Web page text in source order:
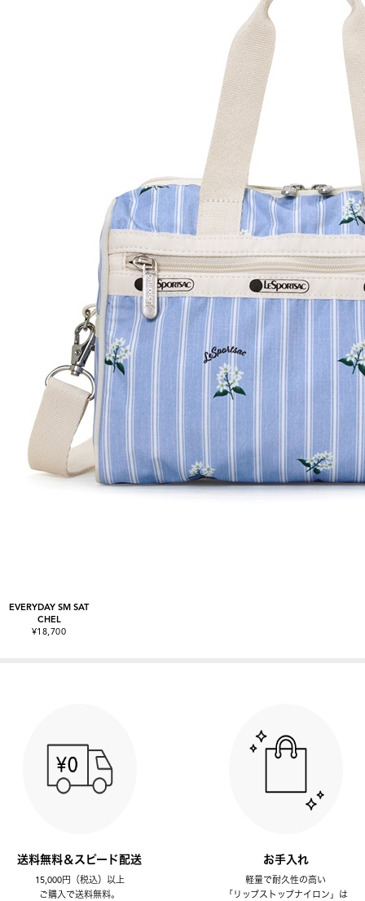
EVERYDAY SM SAT
CHEL
¥18,700
送料無料＆スピード配送
15,000円（税込）以上
ご購入で送料無料。
お手入れ
軽量で耐久性の高い
「リップストップナイロン」は